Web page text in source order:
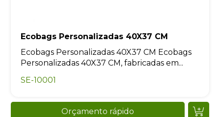
Ecobags Personalizadas 40X37 CM
Ecobags Personalizadas 40X37 CM Ecobags
Personalizadas 40X37 CM, fabricadas em...
SE-10001
Orçamento rápido